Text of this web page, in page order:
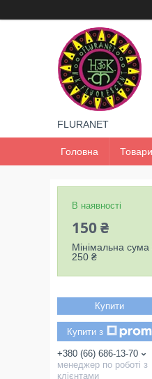
FLURANET
Головна
В наявності
150 ₴
Мінімальна
250 ₴
Купити
Купити з
+380 (66) 686-13-70
менеджер по роботі з
клієнтами